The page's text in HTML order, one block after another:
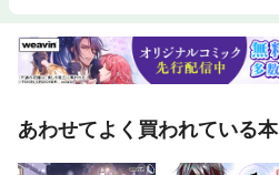
あわせてよく買われている本